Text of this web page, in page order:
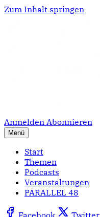
Zum Inhalt springen
Anmelden Abonnieren
Menü
Start
Themen
Podcasts
Veranstaltungen
PARALLEL 48
Facebook Twitter